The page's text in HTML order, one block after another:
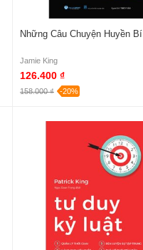
Những Câu Chuyện Huyền Bí
Jamie King
126.400 ₫
158.000 ₫ -20%